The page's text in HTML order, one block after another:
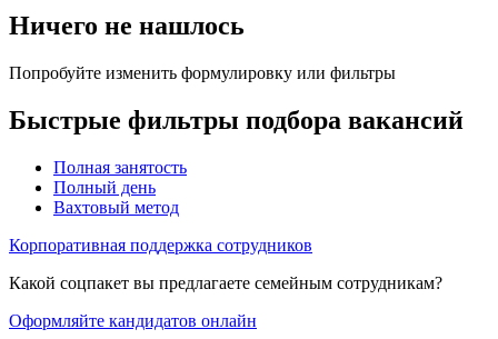
Ничего не нашлось
Попробуйте изменить формулировку или фильтры
Быстрые фильтры подбора вакансий
Полная занятость
Полный день
Вахтовый метод
Корпоративная поддержка сотрудников
Какой соцпакет вы предлагаете семейным сотрудникам?
Оформляйте кандидатов онлайн